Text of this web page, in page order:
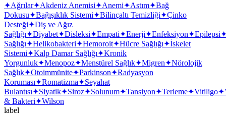
✦Ağrılar✦Akdeniz Anemisi✦Anemi✦Astım✦Bağ
Dokusu✦Bağışıklık Sistemi✦Bilinçaltı Temizliği✦Çinko
Desteği✦Diş ve Ağız
Sağlığı✦Diyabet✦Disleksi✦Empati✦Enerji✦Enfeksiyon✦Epilepsi
Sağlığı✦Helikobakteri✦Hemoroit✦Hücre Sağlığı✦İskelet
Sistemi✦Kalp Damar Sağlığı✦Kronik
Yorgunluk✦Menopoz✦Menstürel Sağlık✦Migren✦Nörolojik
Sağlık✦Otoimmünite✦Parkinson✦Radyasyon
Koruması✦Romatizma✦Seyahat
Bulantısı✦Siyatik✦Siroz✦Solunum✦Tansiyon✦Terleme✦Vitiligo✦
& Bakteri✦Wilson
label